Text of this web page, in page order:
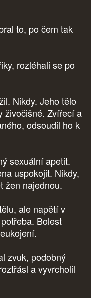
to, po čem tak
rozléhali se po
Nikdy. Jeho tělo
živočišné. Zvířecí a
odsoudil ho k
sexuální apetit.
uspokojit. Nikdy,
žen najednou.
ale napětí v
Bolest
zvuk, podobný
a vyvrcholil